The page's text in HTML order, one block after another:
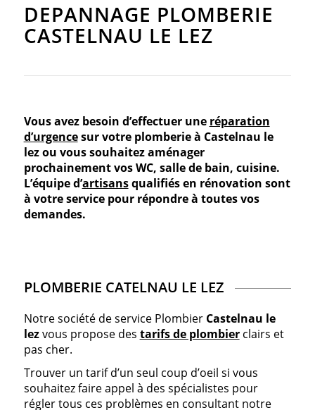
DEPANNAGE PLOMBERIE
CASTELNAU LE LEZ
Vous avez besoin d’effectuer une réparation
d’urgencesur votre plomberie à Castelnau le
lez ou vous souhaitez aménager
prochainement vos WC, salle de bain, cuisine.
L’équipe d’artisansqualifiés en rénovation sont
à votre service pour répondre à toutes vos
demandes.
PLOMBERIE CATELNAU LE LEZ
Notre société de service Plombier Castelnau le
lezvous propose des tarifs de plombierclairs et
pas cher.
Trouver un tarif d’un seul coup d’oeil si vous
souhaitez faire appel à des spécialistes pour
régler tous ces problèmes en consultant notre